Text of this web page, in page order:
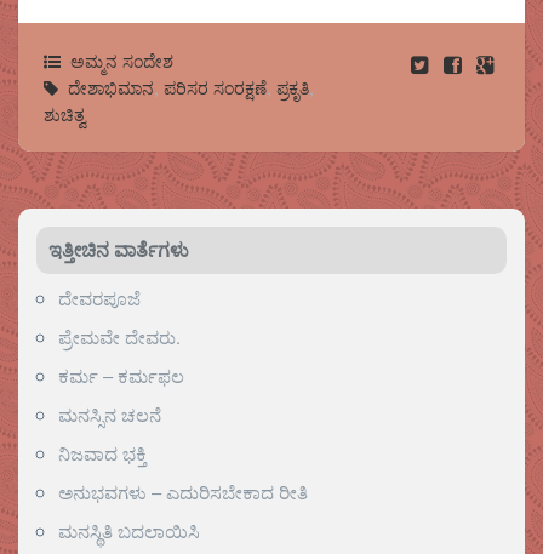
ಅಮ್ಮನ ಸಂದೇಶ
ದೇಶಾಭಿಮಾನ, ಪರಿಸರ ಸಂರಕ್ಷಣೆ, ಪ್ರಕೃತಿ,
ಶುಚಿತ್ವ
ಇತ್ತೀಚಿನ ವಾರ್ತೆಗಳು
ದೇವರಪೂಜೆ
ಪ್ರೇಮವೇ ದೇವರು.
ಕರ್ಮ – ಕರ್ಮಫಲ
ಮನಸ್ಸಿನ ಚಲನೆ
ನಿಜವಾದ ಭಕ್ತಿ
ಅನುಭವಗಳು – ಎದುರಿಸಬೇಕಾದ ರೀತಿ
ಮನಸ್ಥಿತಿ ಬದಲಾಯಿಸಿ